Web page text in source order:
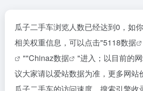
瓜子二手车浏览人数已经达到0，如
相关权重信息，可以点击"5118数据
""Chinaz数据
"进入；以目前的
议大家请以爱站数据为准，更多网站